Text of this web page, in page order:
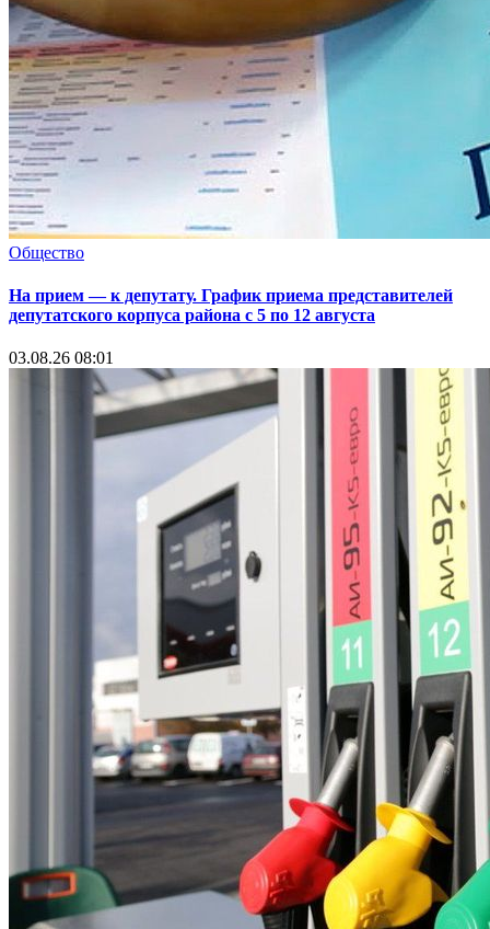
Общество
На прием — к депутату. График приема представителей
депутатского корпуса района с 5 по 12 августа
03.08.26 08:01